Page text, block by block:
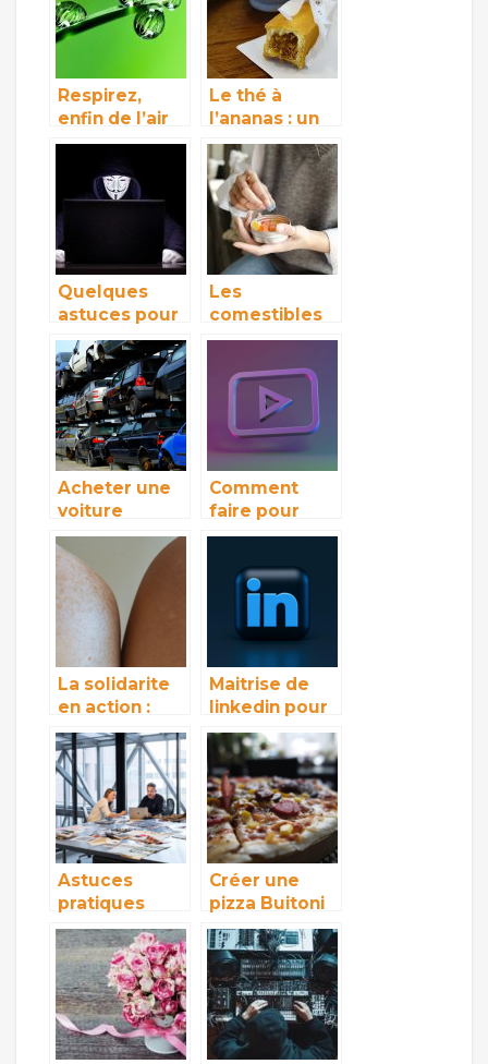
Respirez,
enfin de l’air
pur grâce au
déshumidificateur
Le thé à
l’ananas : un
thé savoureux
aux vertus
avantageuses
Quelques
astuces pour
sécuriser ses
mots de
passe
Les
comestibles
CBD: quels
quels sont
avantages?
Acheter une
voiture
d’occasion :
votre guide
complet
Comment
faire pour
transferer
YouTube a
Instagram ?
La solidarite
en action :
decouvrez les
initiatives
inspirantes
d’une journee
dediee
Maitrise de
linkedin pour
une utilisation
efficace
Astuces
pratiques
pour booster
votre
prospection
sur linkedin
Créer une
pizza Buitoni
délicieuse
pour un repas
rapide chez
soi